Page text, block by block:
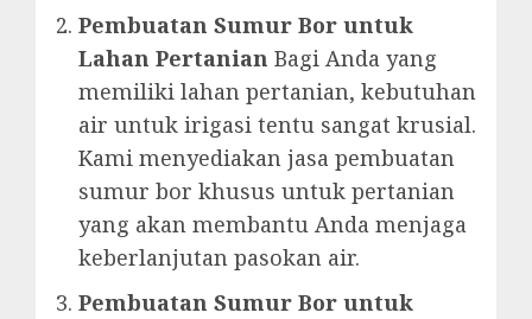
Pembuatan Sumur Bor untuk
Lahan Pertanian Bagi Anda yang
memiliki lahan pertanian, kebutuhan
air untuk irigasi tentu sangat krusial.
Kami menyediakan jasa pembuatan
sumur bor khusus untuk pertanian
yang akan membantu Anda menjaga
keberlanjutan pasokan air.
Pembuatan Sumur Bor untuk